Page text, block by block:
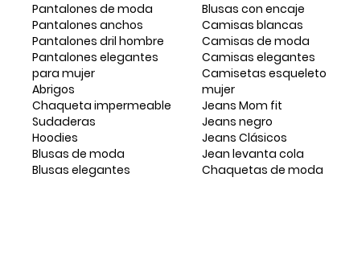
Pantalones de moda
Pantalones anchos
Pantalones dril hombre
Pantalones elegantes
para mujer
Abrigos
Chaqueta impermeable
Sudaderas
Hoodies
Blusas de moda
Blusas elegantes
Blusas con encaje
Camisas blancas
Camisas de moda
Camisas elegantes
Camisetas esqueleto
mujer
Jeans Mom fit
Jeans negro
Jeans Clásicos
Jean levanta cola
Chaquetas de moda